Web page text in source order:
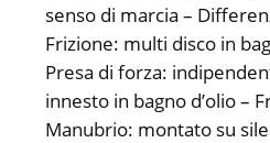
senso di marcia –
Frizione: multi disco in
Presa di forza:
innesto in bagno d’olio –
Manubrio: montato su